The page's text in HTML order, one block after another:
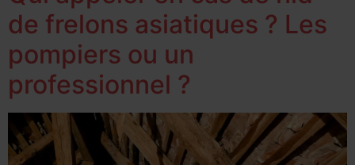
de frelons asiatiques ? Les
pompiers ou un
professionnel ?